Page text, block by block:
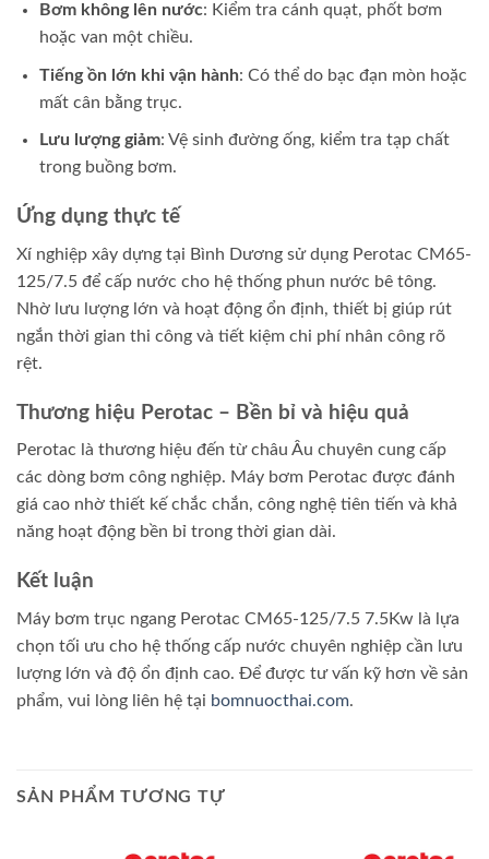
Bơm không lên nước: Kiểm tra cánh quạt, phốt bơm
hoặc van một chiều.
Tiếng ồn lớn khi vận hành: Có thể do bạc đạn mòn hoặc
mất cân bằng trục.
Lưu lượng giảm: Vệ sinh đường ống, kiểm tra tạp chất
trong buồng bơm.
Ứng dụng thực tế
Xí nghiệp xây dựng tại Bình Dương sử dụng Perotac CM65-
125/7.5 để cấp nước cho hệ thống phun nước bê tông.
Nhờ lưu lượng lớn và hoạt động ổn định, thiết bị giúp rút
ngắn thời gian thi công và tiết kiệm chi phí nhân công rõ
rệt.
Thương hiệu Perotac – Bền bỉ và hiệu quả
Perotac là thương hiệu đến từ châu Âu chuyên cung cấp
các dòng bơm công nghiệp. Máy bơm Perotac được đánh
giá cao nhờ thiết kế chắc chắn, công nghệ tiên tiến và khả
năng hoạt động bền bỉ trong thời gian dài.
Kết luận
Máy bơm trục ngang Perotac CM65-125/7.5 7.5Kw là lựa
chọn tối ưu cho hệ thống cấp nước chuyên nghiệp cần lưu
lượng lớn và độ ổn định cao. Để được tư vấn kỹ hơn về sản
phẩm, vui lòng liên hệ tại bomnuocthai.com.
SẢN PHẨM TƯƠNG TỰ